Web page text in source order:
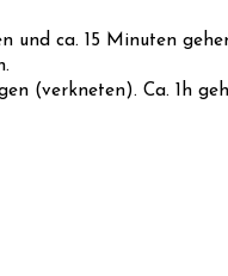
ca. 15 Minuten
(verkneten). Ca. 1h